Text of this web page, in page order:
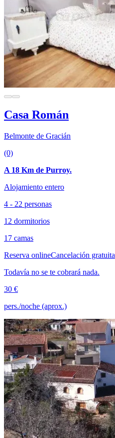
Casa Román
Belmonte de Gracián
(0)
A 18 Km de Purroy.
Alojamiento entero
4 - 22 personas
12 dormitorios
17 camas
Reserva onlineCancelación gratuita
Todavía no se te cobrará nada.
30 €
pers./noche (aprox.)